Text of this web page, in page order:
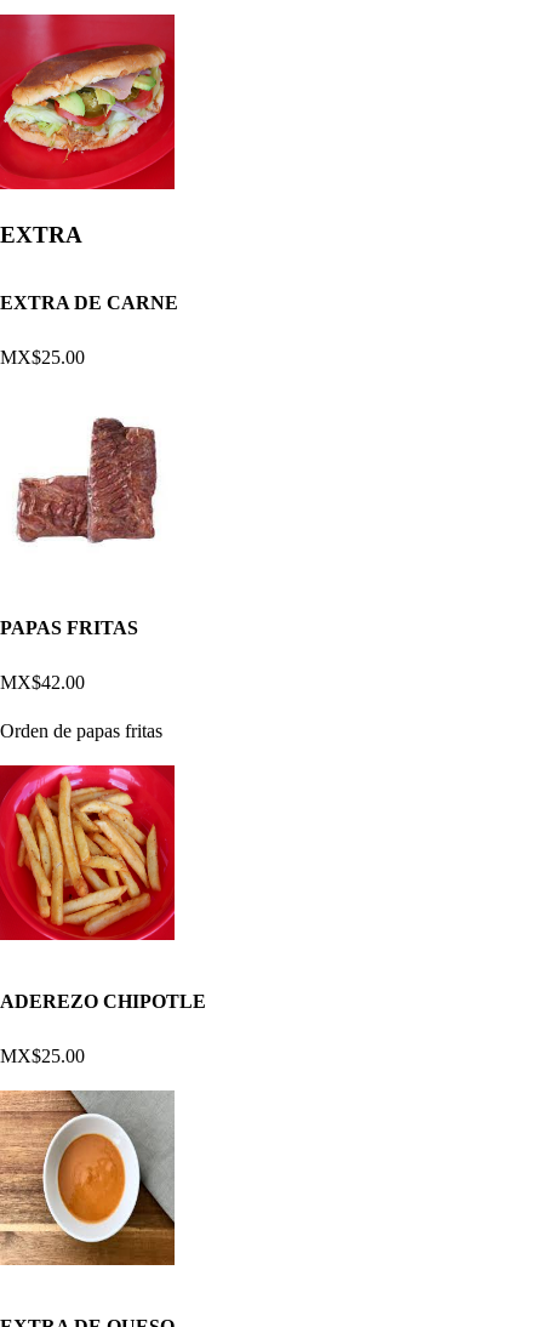
EXTRA
EXTRA DE CARNE
MX$25.00
PAPAS FRITAS
MX$42.00
Orden de papas fritas
ADEREZO CHIPOTLE
MX$25.00